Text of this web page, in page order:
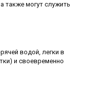
также могут служить
водой, легки в
и своевременно